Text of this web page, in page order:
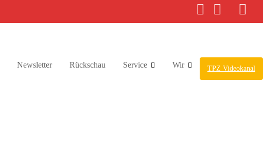
TPZ Videokanal
Newsletter Rückschau Service Wir